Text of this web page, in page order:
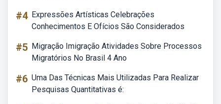
#4 Expressões Artísticas Celebrações
Conhecimentos E Ofícios São Considerados
#5 Migração Imigração Atividades Sobre Processos
Migratórios No Brasil 4 Ano
#6 Uma Das Técnicas Mais Utilizadas Para Realizar
Pesquisas Quantitativas é: